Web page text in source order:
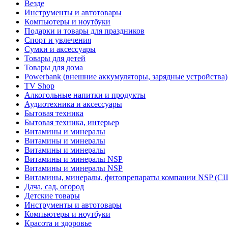
Везде
Инструменты и автотовары
Компьютеры и ноутбуки
Подарки и товары для праздников
Спорт и увлечения
Сумки и аксессуары
Товары для детей
Товары для дома
Powerbank (внешние аккумуляторы, зарядные устройства)
TV Shop
Алкогольные напитки и продукты
Аудиотехника и аксессуары
Бытовая техника
Бытовая техника, интерьер
Витамины и минералы
Витамины и минералы
Витамины и минералы
Витамины и минералы NSP
Витамины и минералы NSP
Витамины, минералы, фитопрепараты компании NSP
Дача, сад, огород
Детские товары
Инструменты и автотовары
Компьютеры и ноутбуки
Красота и здоровье